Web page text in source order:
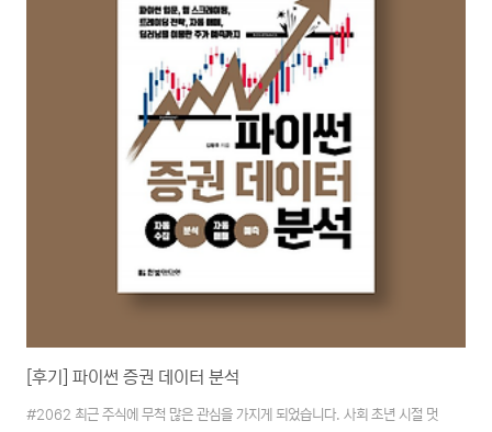
두번째 방식이 간결하고 좀더 똑..
[후기] 파이썬 증권 데이터 분석
#2062 최근 주식에 무척 많은 관심을 가지게 되었습니다. 사회 초년 시절 멋